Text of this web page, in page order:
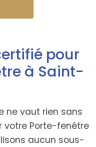
pour
à Saint-
ne vaut rien sans
votre Porte-fenêtre
aucun sous-